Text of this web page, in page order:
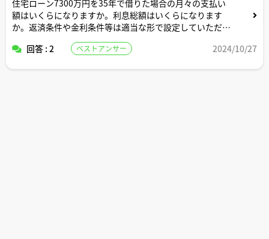
住宅ローン7300万円を35年で借りた場合の月々の支払い
額はいくらになりますか。利息総額はいくらになります
か。返済条件や金利条件等は適当な形で設定していただい
ミュレーションを記載いただけると助かります。よろしく
回答 : 2 ベストアンサー 2024/10/27